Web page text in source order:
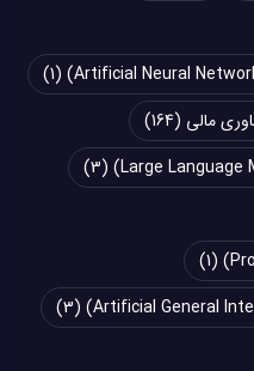
(1)
مالی (164)
(3)
(1)
(3)